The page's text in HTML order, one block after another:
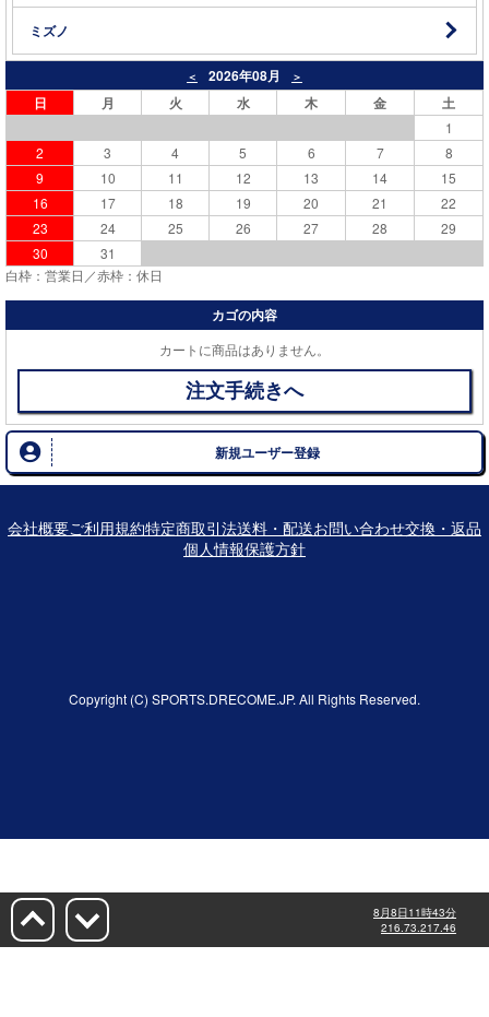
ミズノ
＜ 2026年08月 ＞
日 月 火 水 木 金 土
1
2
3 4 5 6 7
8
9
10 11 12 13 14
15
16
17 18 19 20 21
22
23
24 25 26 27 28
29
30
31
白枠：営業日／赤枠：休日
カゴの内容
カートに商品はありません。
注文手続きへ
新規ユーザー登録
8月8日11時43分
216.73.217.46
会社概要ご利用規約特定商取引法送料・配送お問い合わせ交換・返品
個人情報保護方針
Copyright (C) SPORTS.DRECOME.JP. All Rights Reserved.